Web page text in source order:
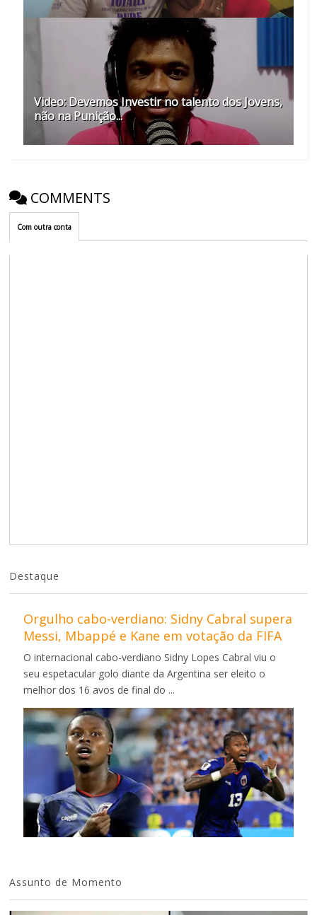
Video: Devemos Investir no talento dos Jovens,
não na Punição...
COMMENTS
Com outra conta
Destaque
Orgulho cabo-verdiano: Sidny Cabral supera
Messi, Mbappé e Kane em votação da FIFA
O internacional cabo-verdiano Sidny Lopes Cabral viu o
seu espetacular golo diante da Argentina ser eleito o
melhor dos 16 avos de final do ...
Assunto de Momento